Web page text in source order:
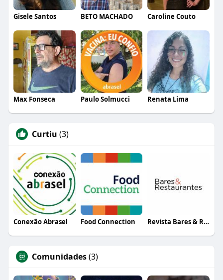
Gisele Santos BETO MACHADO Caroline Couto
Max Fonseca Paulo Solmucci Renata Lima
Curtiu (3)
Conexão Abrasel Food Connection Revista Bares & Restaurantes
Comunidades(3)